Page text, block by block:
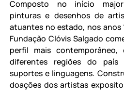
Composto no início
pinturas e desenhos de
atuantes no estado, nos anos
Fundação Clóvis Salgado
perfil mais
diferentes regiões do país
suportes e linguagens.
doações dos artistas